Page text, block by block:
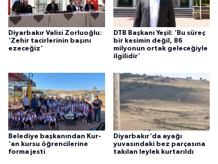
Diyarbakır Valisi Zorluoğlu:
'Zehir tacirlerinin başını
ezeceğiz'
DTB Başkanı Yeşil: 'Bu süreç
bir kesimin değil, 86
milyonun ortak geleceğiyle
ilgilidir'
Belediye başkanından Kur-
'an kursu öğrencilerine
forma jesti
Diyarbakır'da ayağı
yuvasındaki bez parçasına
takılan leylek kurtarıldı